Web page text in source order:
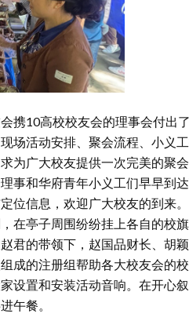
携10高校校友会的理事会付出
场活动安排、聚会流程、小义
为广大校友提供一次完美的聚
事和华府青年小义工们早早到
位信息，欢迎广大校友的到来
在亭子周围纷纷挂上各自的校旗
君的带领下，赵国品财长、胡
成的注册组帮助各大校友会的
设置和安装活动音响。在开心
午餐。